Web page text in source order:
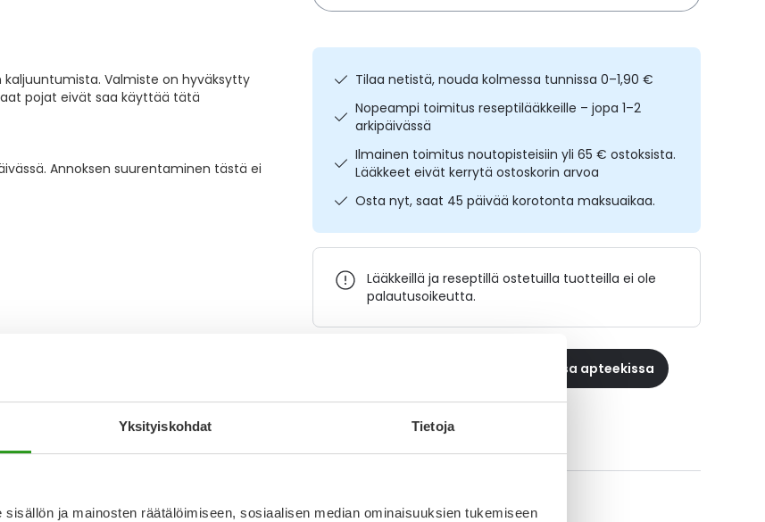
Yksityiskohdat Tietoja
ja mainosten räätälöimiseen, sosiaalisen median ominaisuuksien tukemiseen
Valmiste on hyväksytty
pojat eivät saa käyttää tätä
Annoksen suurentaminen tästä ei
Tilaa netistä, nouda kolmessa tunnissa 0–1,90 €
Nopeampi toimitus reseptilääkkeille – jopa 1–2
arkipäivässä
Ilmainen toimitus noutopisteisiin yli 65 € ostoksista.
Lääkkeet eivät kerrytä ostoskorin arvoa
Osta nyt, saat 45 päivää korotonta maksuaikaa.
Lääkkeillä ja reseptillä ostetuilla tuotteilla ei ole
palautusoikeutta.
Varaa reseptilääke apteekkiin, maksa apteekissa
YA-muistuttaja